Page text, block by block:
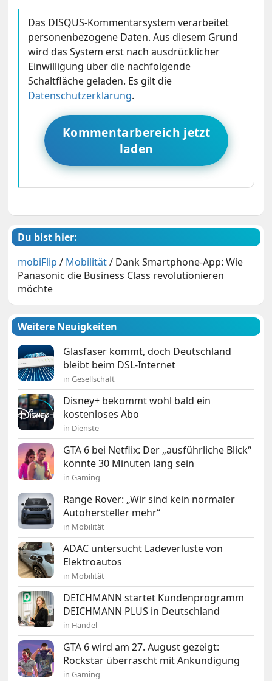
Das DISQUS-Kommentarsystem verarbeitet
personenbezogene Daten. Aus diesem Grund
wird das System erst nach ausdrücklicher
Einwilligung über die nachfolgende
Schaltfläche geladen. Es gilt die
Datenschutzerklärung.
Kommentarbereich jetzt
laden
Du bist hier:
mobiFlip / Mobilität/ Dank Smartphone-App: Wie
Panasonic die Business Class revolutionieren
möchte
Weitere Neuigkeiten
Glasfaser kommt, doch Deutschland
bleibt beim DSL-Internet
in Gesellschaft
Disney+ bekommt wohl bald ein
kostenloses Abo
in Dienste
GTA 6 bei Netflix: Der „ausführliche Blick“
könnte 30 Minuten lang sein
in Gaming
Range Rover: „Wir sind kein normaler
Autohersteller mehr“
in Mobilität
ADAC untersucht Ladeverluste von
Elektroautos
in Mobilität
DEICHMANN startet Kundenprogramm
DEICHMANN PLUS in Deutschland
in Handel
GTA 6 wird am 27. August gezeigt:
Rockstar überrascht mit Ankündigung
in Gaming